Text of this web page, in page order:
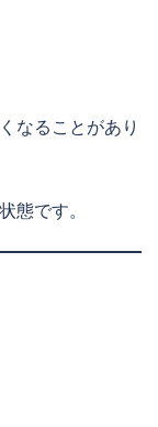
なることがあり
態です。